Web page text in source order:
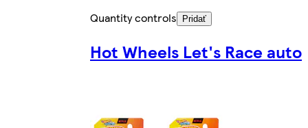
Quantity controls
Pridať
Hot Wheels Let's Race auto